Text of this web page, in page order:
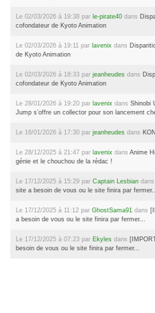
Le 02/03/2026 à 19:38 par le-pirate40 dans
cofondateur de Kyoto Animation
Le 02/03/2026 à 19:11 par lavenix dans
de Kyoto Animation
Le 02/03/2026 à 18:33 par jeanheudes dans
cofondateur de Kyoto Animation
Le 28/01/2026 à 19:20 par lavenix dans Shinobi
Jump s’offre un collector pour son lancement
Le 16/01/2026 à 17:30 par jeanheudes dans
Le 28/12/2025 à 21:47 par lavenix dans Anime
génie et le chouchou de la rédac !
Le 17/12/2025 à 15:29 par Captain Lesbian dans
site a besoin de vous ou le site finira par fermer...
Le 17/12/2025 à 11:12 par GhostSama91 dans
a besoin de vous ou le site finira par fermer...
Le 17/12/2025 à 07:23 par Ekyles dans
besoin de vous ou le site finira par fermer...